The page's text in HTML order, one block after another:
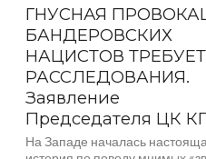
ГНУСНАЯ
БАНДЕРОВСКИХ
НАЦИСТОВ ТРЕБУЕТ
РАССЛЕДОВАНИЯ.
Заявление
Председателя ЦК
На Западе началась